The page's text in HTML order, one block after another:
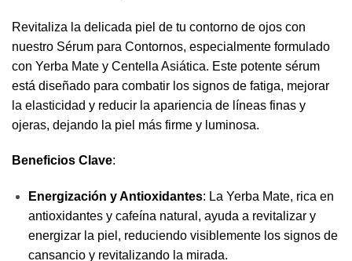
Revitaliza la delicada piel de tu contorno de ojos con
nuestro Sérum para Contornos, especialmente formulado
con Yerba Mate y Centella Asiática. Este potente sérum
está diseñado para combatir los signos de fatiga, mejorar
la elasticidad y reducir la apariencia de líneas finas y
ojeras, dejando la piel más firme y luminosa.
Beneficios Clave:
Energización y Antioxidantes: La Yerba Mate, rica en
antioxidantes y cafeína natural, ayuda a revitalizar y
energizar la piel, reduciendo visiblemente los signos de
cansancio y revitalizando la mirada.